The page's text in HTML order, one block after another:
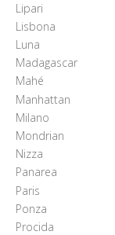
Lipari
Lisbona
Luna
Madagascar
Mahé
Manhattan
Milano
Mondrian
Nizza
Panarea
Paris
Ponza
Procida